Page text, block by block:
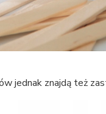
jednak znajdą też